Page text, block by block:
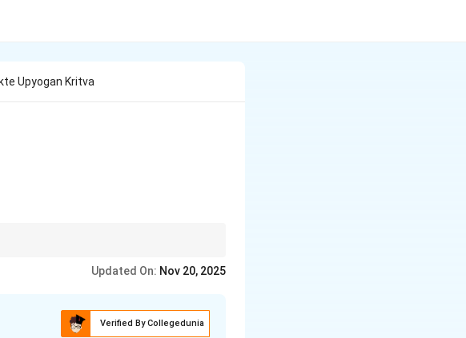
Upyogan Kritva
Updated On: Nov 20, 2025
Verified By Collegedunia